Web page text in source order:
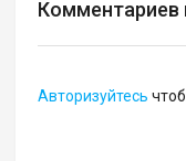
Комментариев
Авторизуйтесь